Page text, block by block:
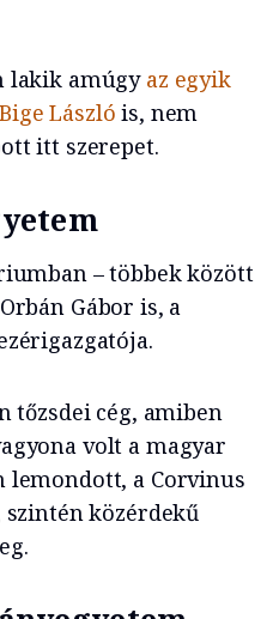
lakik amúgy az egyik
László is, nem
itt szerepet.
– többek között
Gábor is, a
tőzsdei cég, amiben
volt a magyar
lemondott, a Corvinus
közérdekű